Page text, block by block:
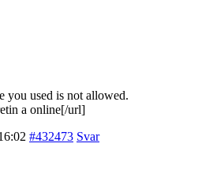
you used is not allowed.
a online[/url]
#432473 Svar